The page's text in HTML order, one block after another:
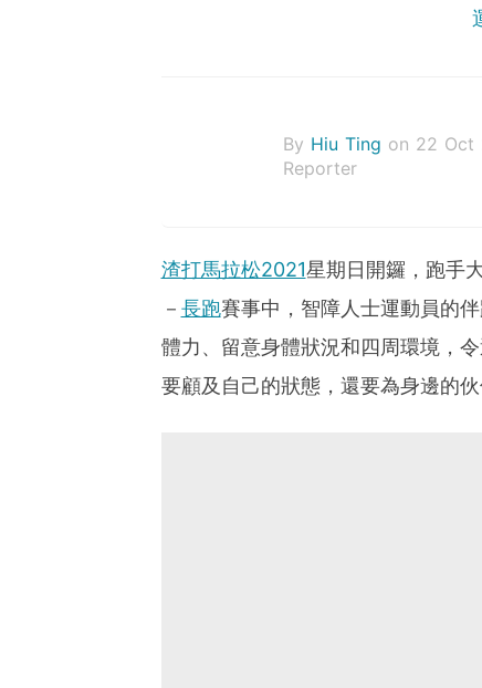
By Hiu Ting on 22 Oct
Reporter
渣打馬拉松2021星期日開鑼，跑手
－ 長跑賽事中，智障人士運動員的
體力、留意身體狀況和四周環境，
要顧及自己的狀態，還要為身邊的